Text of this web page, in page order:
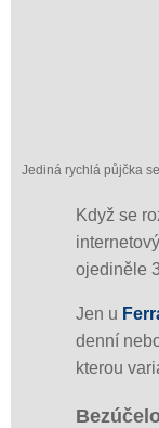
Jediná rychlá půjčka
Když se
ojediněle
Jen u
denní
kterou